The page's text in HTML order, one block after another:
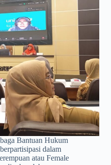
Bantuan Hukum
dalam
atau Female